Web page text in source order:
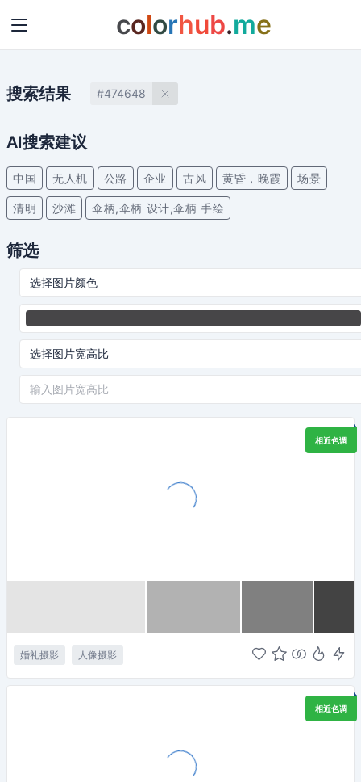
colorhub.me
搜索结果 #474648
AI搜索建议
中国 无人机 公路 企业 古风 黄昏，晚霞 场景
清明 沙滩 伞柄,伞柄 设计,伞柄 手绘
筛选
相近色调
婚礼摄影 人像摄影
相近色调